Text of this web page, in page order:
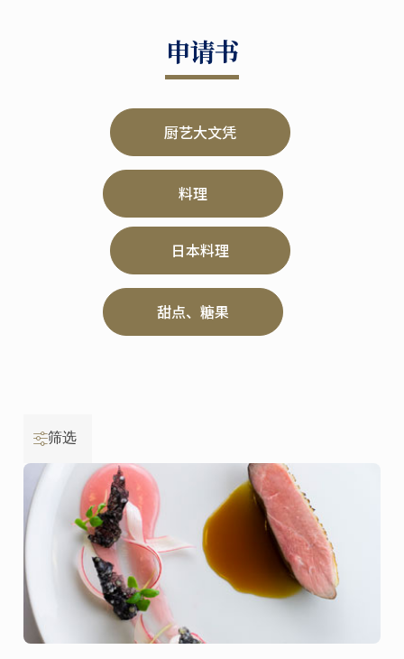
申请书
厨艺大文凭
料理
日本料理
甜点、糖果
筛选